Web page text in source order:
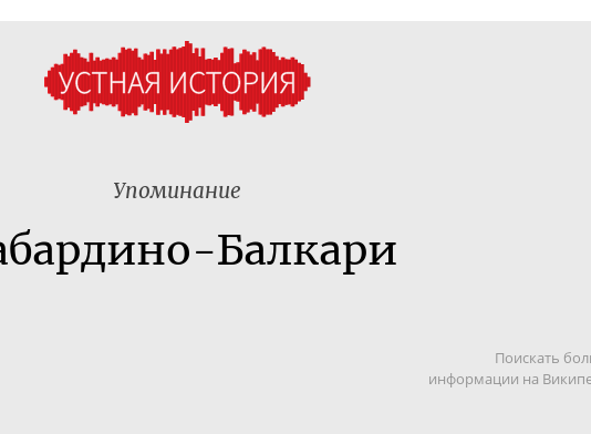
Упоминание
Балкари
Поискать
информации на